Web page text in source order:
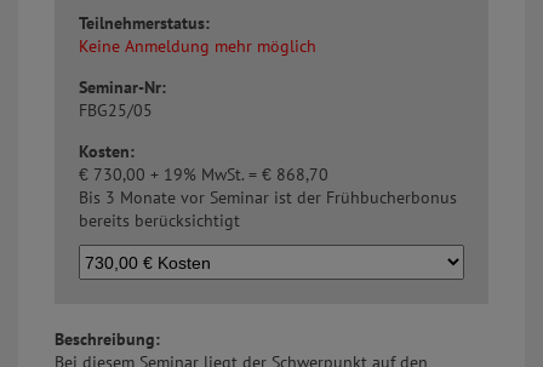
Teilnehmerstatus:
Keine Anmeldung mehr möglich
Seminar-Nr:
FBG25/05
Kosten:
€ 730,00 + 19% MwSt. = € 868,70
Bis 3 Monate vor Seminar ist der Frühbucherbonus
bereits berücksichtigt
Beschreibung:
Bei diesem Seminar liegt der Schwerpunkt auf den